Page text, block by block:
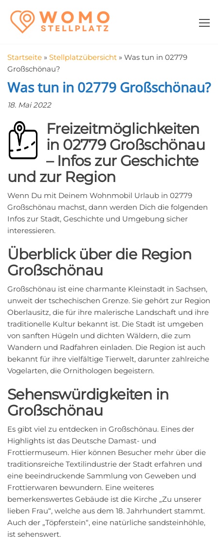
Inhalt
springen
in der Nähe
Startseite » Stellplatzübersicht » Was tun in 02779
Großschönau?
Was tun in 02779 Großschönau?
18. Mai 2022
Freizeitmöglichkeiten
in 02779 Großschönau
– Infos zur Geschichte
und zur Region
Wenn Du mit Deinem Wohnmobil Urlaub in 02779
Großschönau machst, dann werden Dich die folgenden
Infos zur Stadt, Geschichte und Umgebung sicher
interessieren.
Überblick über die Region
Großschönau
Großschönau ist eine charmante Kleinstadt in Sachsen,
unweit der tschechischen Grenze. Sie gehört zur Region
Oberlausitz, die für ihre malerische Landschaft und ihre
traditionelle Kultur bekannt ist. Die Stadt ist umgeben
von sanften Hügeln und dichten Wäldern, die zum
Wandern und Radfahren einladen. Die Region ist auch
bekannt für ihre vielfältige Tierwelt, darunter zahlreiche
Vogelarten, die Ornithologen begeistern.
Sehenswürdigkeiten in
Großschönau
Es gibt viel zu entdecken in Großschönau. Eines der
Highlights ist das Deutsche Damast- und
Frottiermuseum. Hier können Besucher mehr über die
traditionsreiche Textilindustrie der Stadt erfahren und
eine beeindruckende Sammlung von Geweben und
Frottierwaren bewundern. Eine weiteres
bemerkenswertes Gebäude ist die Kirche „Zu unserer
lieben Frau“, welche aus dem 18. Jahrhundert stammt.
Auch der „Töpferstein“, eine natürliche sandsteinhöhle,
ist sehenswert.